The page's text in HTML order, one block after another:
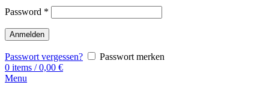
Password *
Anmelden
Passwort vergessen?
Passwort merken
0 items / 0,00 €
Menu